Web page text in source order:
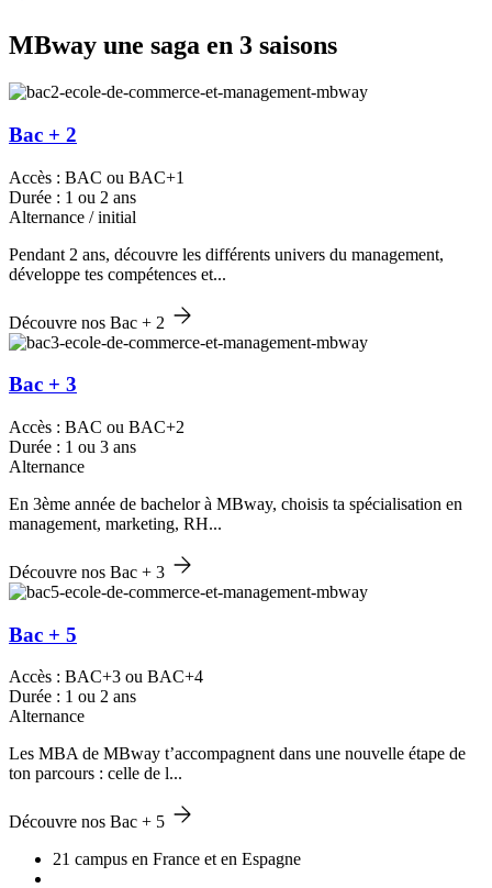
MBway une saga en 3 saisons
Bac + 2
Accès : BAC ou BAC+1
Durée : 1 ou 2 ans
Alternance / initial
Pendant 2 ans, découvre les différents univers du management,
développe tes compétences et...
Découvre nos Bac + 2
Bac + 3
Accès : BAC ou BAC+2
Durée : 1 ou 3 ans
Alternance
En 3ème année de bachelor à MBway, choisis ta spécialisation en
management, marketing, RH...
Découvre nos Bac + 3
Bac + 5
Accès : BAC+3 ou BAC+4
Durée : 1 ou 2 ans
Alternance
Les MBA de MBway t’accompagnent dans une nouvelle étape de
ton parcours : celle de l...
Découvre nos Bac + 5
21 campus en France et en Espagne